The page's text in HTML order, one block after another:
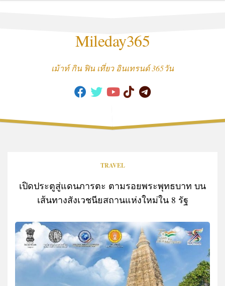
Mileday365
เม้าท์ กิน ฟิน เที่ยว อินเทรนด์ 365วัน
TRAVEL
เปิดประตูสู่แดนภารตะ ตามรอยพระพุทธบาท บน
เส้นทางสังเวชนียสถานแห่งใหม่ใน 8 รัฐ